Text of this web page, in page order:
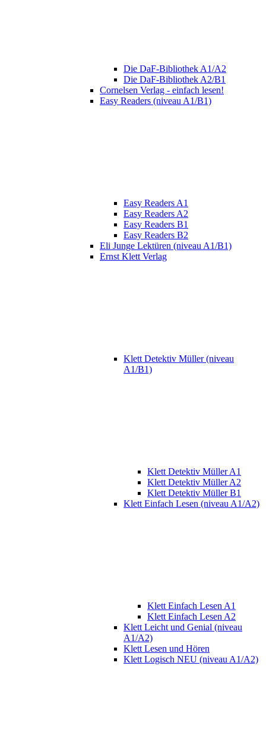
Die DaF-Bibliothek A1/A2
Die DaF-Bibliothek A2/B1
Cornelsen Verlag - einfach lesen!
Easy Readers (niveau A1/B1)
Easy Readers A1
Easy Readers A2
Easy Readers B1
Easy Readers B2
Eli Junge Lektüren (niveau A1/B1)
Ernst Klett Verlag
Klett Detektiv Müller (niveau
A1/B1)
Klett Detektiv Müller A1
Klett Detektiv Müller A2
Klett Detektiv Müller B1
Klett Einfach Lesen (niveau A1/A2)
Klett Einfach Lesen A1
Klett Einfach Lesen A2
Klett Leicht und Genial (niveau
A1/A2)
Klett Lesen und Hören
Klett Logisch NEU (niveau A1/A2)